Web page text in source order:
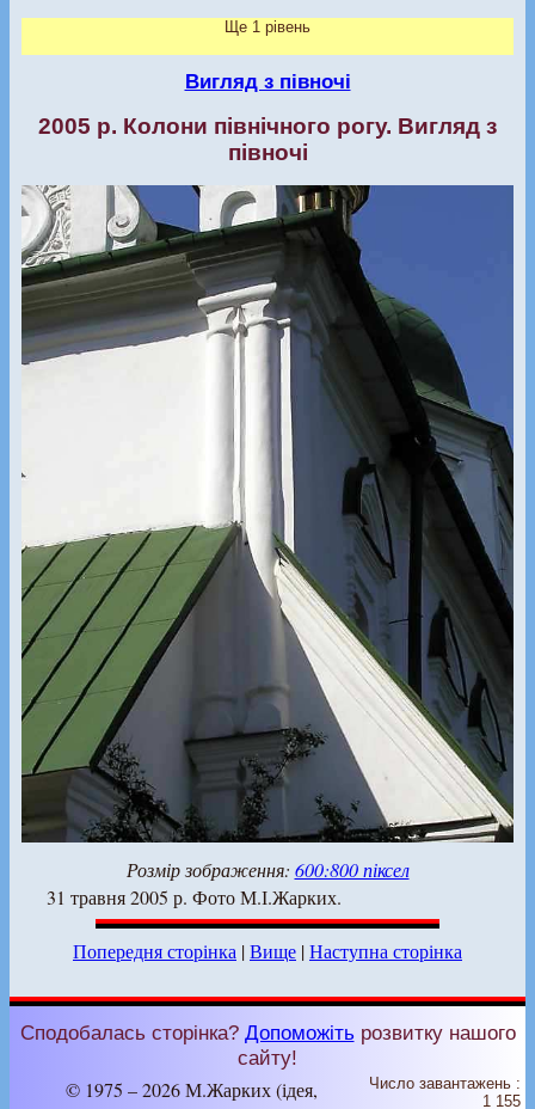
Ще 1 рівень
Вигляд з півночі
2005 р. Колони північного рогу. Вигляд з
півночі
Розмір зображення: 600:800 піксел
31 травня 2005 р. Фото М.І.Жарких.
Попередня сторінка |Вище |Наступна сторінка
Сподобалась сторінка? Допоможіть розвитку нашого
сайту!
© 1975 – 2026 М.Жарких (ідея,
Число завантажень :
1 155